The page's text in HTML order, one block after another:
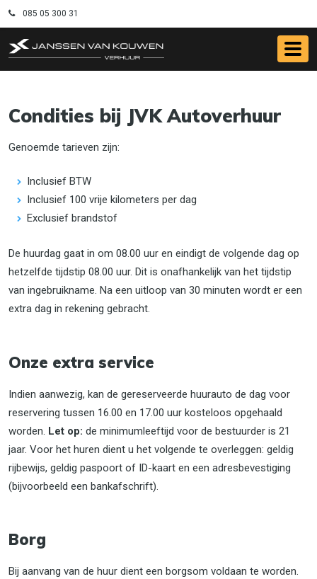
085 05 300 31
Condities bij JVK Autoverhuur
Genoemde tarieven zijn:
Inclusief BTW
Inclusief 100 vrije kilometers per dag
Exclusief brandstof
De huurdag gaat in om 08.00 uur en eindigt de volgende dag op
hetzelfde tijdstip 08.00 uur. Dit is onafhankelijk van het tijdstip
van ingebruikname. Na een uitloop van 30 minuten wordt er een
extra dag in rekening gebracht.
Onze extra service
Indien aanwezig, kan de gereserveerde huurauto de dag voor
reservering tussen 16.00 en 17.00 uur kosteloos opgehaald
worden. Let op: de minimumleeftijd voor de bestuurder is 21
jaar. Voor het huren dient u het volgende te overleggen: geldig
rijbewijs, geldig paspoort of ID-kaart en een adresbevestiging
(bijvoorbeeld een bankafschrift).
Borg
Bij aanvang van de huur dient een borgsom voldaan te worden.